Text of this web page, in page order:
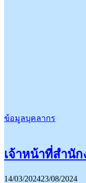
ข้อมูลบุคลากร
เจ้าหน้าที่สำนั
14/03/202423/08/2024